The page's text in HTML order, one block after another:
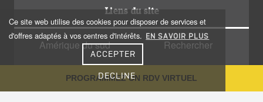
Ce site web utilise des cookies pour disposer de services et
d'offres adaptés à vos centres d'intérêts.
EN SAVOIR PLUS
DECLINE
ACCEPTER
PROGRAMMEZ UN RDV VIRTUEL
Liens du site
Amérique du sud
Amérique centrale
Caraïbes
Rechercher
Qui sommes nous?
Recrutement